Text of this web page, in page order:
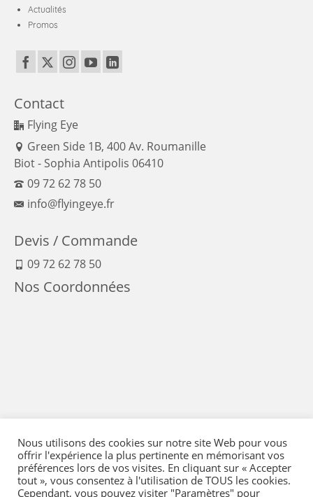
Actualités
Promos
Contact
Flying Eye
Green Side 1B, 400 Av. Roumanille
Biot - Sophia Antipolis 06410
09 72 62 78 50
info@flyingeye.fr
Devis / Commande
09 72 62 78 50
Nos Coordonnées
Nous utilisons des cookies sur notre site Web pour vous
offrir l'expérience la plus pertinente en mémorisant vos
préférences lors de vos visites. En cliquant sur « Accepter
tout », vous consentez à l'utilisation de TOUS les cookies.
Cependant, vous pouvez visiter "Paramètres" pour